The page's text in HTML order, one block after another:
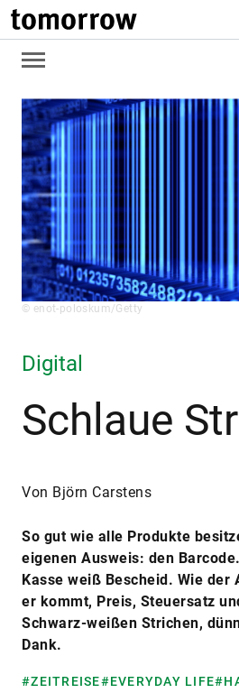
© enot-poloskum/Getty
Digital
Schlaue
Von Björn Carstens
So gut wie alle Produkte
eigenen Ausweis: den
Kasse weiß Bescheid. Wie
er kommt, Preis, Steuersatz
Schwarz-weißen Strichen,
Dank.
#ZEITREISE#EVERYDAY LIFE